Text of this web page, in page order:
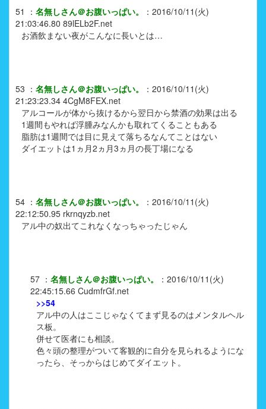
51 ： 名無しさん＠お腹いっぱい。 ： 2016/10/11(火)
21:03:46.80 89lELb2F.net
お酒飲まない夜がこんなに長いとは…
53 ： 名無しさん＠お腹いっぱい。 ： 2016/10/11(火)
21:23:23.34 4CgM8FEX.net
アルコールが体から抜けるから翌日から禁酒の効果は出る
1週間もやれば浮腫みなんかも取れてくることもある
脂肪は1週間では目に見えて落ちるなんてことはない
ダイエットは1ヵ月2ヵ月3ヵ月の長丁場になる
54 ： 名無しさん＠お腹いっぱい。 ： 2016/10/11(火)
22:12:50.95 rkrnqyzb.net
アル中の奴出てこれなくなっちゃったじゃん
57 ： 名無しさん＠お腹いっぱい。 ： 2016/10/11(火)
22:45:15.66 CudmfrGf.net
>>54
アル中の人はここじゃなくてまず見るのはメンタルヘル
ス板。
併せて医者にも相談。
色々頭の整理がついて客観的に自分を見られるようにな
ったら、そっからはじめてダイエット。